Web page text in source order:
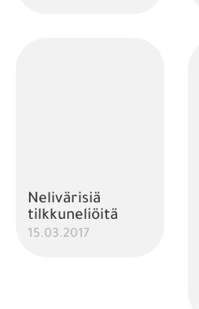
Nelivärisiä
tilkkuneliöitä
15.03.2017